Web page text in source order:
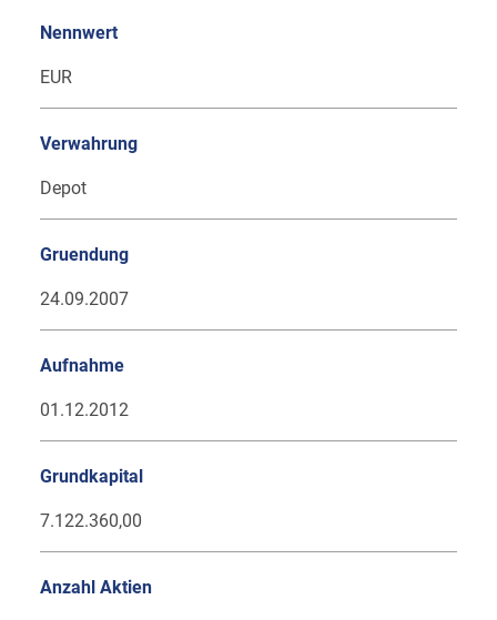
Nennwert
EUR
Verwahrung
Depot
Gruendung
24.09.2007
Aufnahme
01.12.2012
Grundkapital
7.122.360,00
Anzahl Aktien